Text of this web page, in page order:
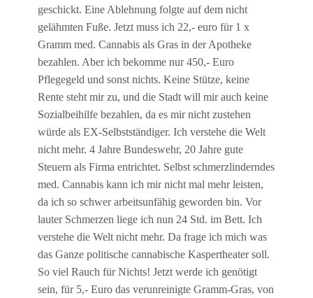
geschickt. Eine Ablehnung folgte auf dem nicht
gelähmten Fuße. Jetzt muss ich 22,- euro für 1 x
Gramm med. Cannabis als Gras in der Apotheke
bezahlen. Aber ich bekomme nur 450,- Euro
Pflegegeld und sonst nichts. Keine Stütze, keine
Rente steht mir zu, und die Stadt will mir auch keine
Sozialbeihilfe bezahlen, da es mir nicht zustehen
würde als EX-Selbstständiger. Ich verstehe die Welt
nicht mehr. 4 Jahre Bundeswehr, 20 Jahre gute
Steuern als Firma entrichtet. Selbst schmerzlinderndes
med. Cannabis kann ich mir nicht mal mehr leisten,
da ich so schwer arbeitsunfähig geworden bin. Vor
lauter Schmerzen liege ich nun 24 Std. im Bett. Ich
verstehe die Welt nicht mehr. Da frage ich mich was
das Ganze politische cannabische Kaspertheater soll.
So viel Rauch für Nichts! Jetzt werde ich genötigt
sein, für 5,- Euro das verunreinigte Gramm-Gras, von